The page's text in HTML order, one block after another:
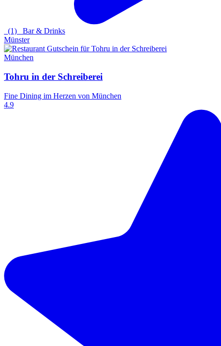
(1) Bar & Drinks
Münster
München
Tohru in der Schreiberei
Fine Dining im Herzen von München
4.9